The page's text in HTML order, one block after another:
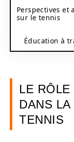
Perspectives et
sur le tennis
Éducation à
LE
DANS
TENNIS